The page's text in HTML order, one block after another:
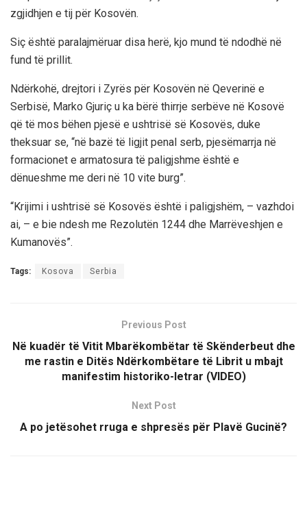
zgjidhjen e tij për Kosovën.
Siç është paralajmëruar disa herë, kjo mund të ndodhë në
fund të prillit.
Ndërkohë, drejtori i Zyrës për Kosovën në Qeverinë e
Serbisë, Marko Gjuriç u ka bërë thirrje serbëve në Kosovë
që të mos bëhen pjesë e ushtrisë së Kosovës, duke
theksuar se, “në bazë të ligjit penal serb, pjesëmarrja në
formacionet e armatosura të paligjshme është e
dënueshme me deri në 10 vite burg”.
“Krijimi i ushtrisë së Kosovës është i paligjshëm, – vazhdoi
ai, – e bie ndesh me Rezolutën 1244 dhe Marrëveshjen e
Kumanovës”.
Tags: Kosova Serbia
Previous Post
Në kuadër të Vitit Mbarëkombëtar të Skënderbeut dhe
me rastin e Ditës Ndërkombëtare të Librit u mbajt
manifestim historiko-letrar (VIDEO)
Next Post
A po jetësohet rruga e shpresës për Plavë Gucinë?